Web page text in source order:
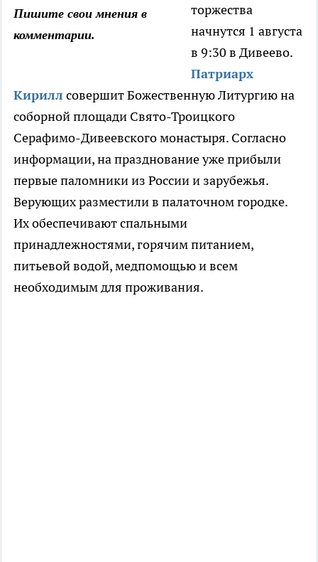
Пишите свои мнения в
комментарии.
торжества
начнутся 1 августа
в 9:30 в Дивеево.
Патриарх
Кирилл совершит Божественную Литургию на
соборной площади Свято-Троицкого
Серафимо-Дивеевскогомонастыря. Согласно
информации, на празднование уже прибыли
первые паломники из России и зарубежья.
Верующих разместили в палаточном городке.
Их обеспечивают спальными
принадлежностями, горячим питанием,
питьевой водой, медпомощью и всем
необходимым для проживания.